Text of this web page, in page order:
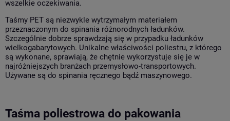
wszelkie oczekiwania.
Taśmy PET są niezwykle wytrzymałym materiałem
przeznaczonym do spinania różnorodnych ładunków.
Szczególnie dobrze sprawdzają się w przypadku ładunków
wielkogabarytowych. Unikalne właściwości poliestru, z którego
są wykonane, sprawiają, że chętnie wykorzystuje się je w
najróżniejszych branżach przemysłowo-transportowych.
Używane są do spinania ręcznego bądź maszynowego.
Taśma poliestrowa do pakowania